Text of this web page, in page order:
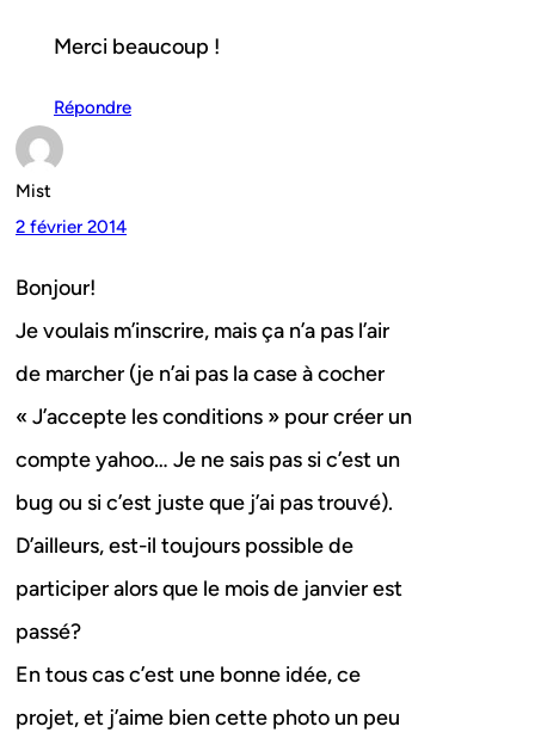
Merci beaucoup !
Répondre
Mist
2 février 2014
Bonjour!
Je voulais m’inscrire, mais ça n’a pas l’air
de marcher (je n’ai pas la case à cocher
« J’accepte les conditions » pour créer un
compte yahoo… Je ne sais pas si c’est un
bug ou si c’est juste que j’ai pas trouvé).
D’ailleurs, est-il toujours possible de
participer alors que le mois de janvier est
passé?
En tous cas c’est une bonne idée, ce
projet, et j’aime bien cette photo un peu